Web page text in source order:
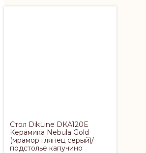
Стол DikLine DKA120E
Керамика Nebula Gold
(мрамор глянец серый)/
подстолье капучино